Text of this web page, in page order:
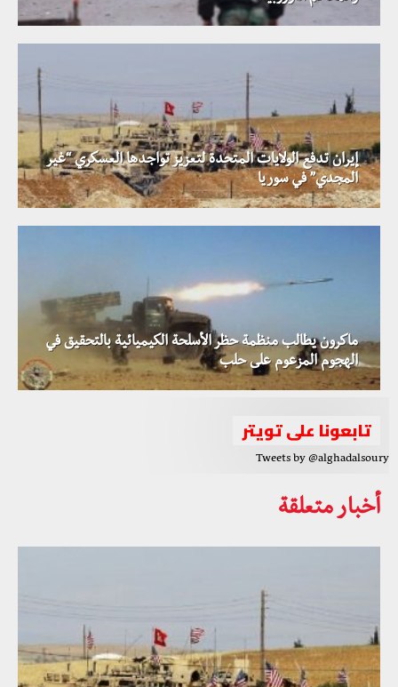
إيران تدفع الولايات المتحدة لتعزيز تواجدها العسكري “غير
المجدي” في سوريا
ماكرون يطالب منظمة حظر الأسلحة الكيميائية بالتحقيق في
الهجوم المزعوم على حلب
تابعونا على تويتر
Tweets by @alghadalsoury
أخبار متعلقة